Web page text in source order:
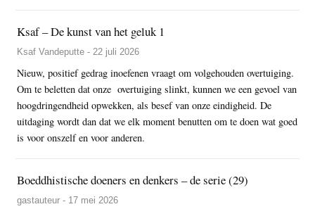
Ksaf – De kunst van het geluk 1
Ksaf Vandeputte - 22 juli 2026
Nieuw, positief gedrag inoefenen vraagt om volgehouden overtuiging.
Om te beletten dat onze overtuiging slinkt, kunnen we een gevoel van
hoogdringendheid opwekken, als besef van onze eindigheid. De
uitdaging wordt dan dat we elk moment benutten om te doen wat goed
is voor onszelf en voor anderen.
Boeddhistische doeners en denkers – de serie (29)
gastauteur - 17 mei 2026